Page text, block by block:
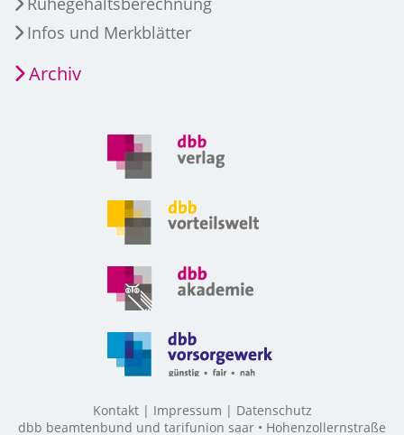
Infos und Merkblätter
Archiv
Kontakt Impressum
Datenschutz
dbb beamtenbund und tarifunion saar • Hohenzollernstraße